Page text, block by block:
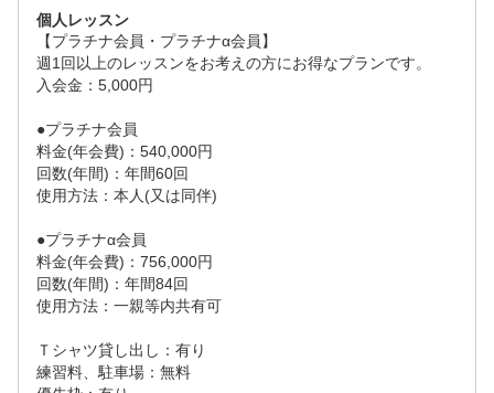
個人レッスン
【プラチナ会員・プラチナα会員】
週1回以上のレッスンをお考えの方にお得なプランです。
入会金：5,000円
●プラチナ会員
料金(年会費)：540,000円
回数(年間)：年間60回
使用方法：本人(又は同伴)
●プラチナα会員
料金(年会費)：756,000円
回数(年間)：年間84回
使用方法：一親等内共有可
Ｔシャツ貸し出し：有り
練習料、駐車場：無料